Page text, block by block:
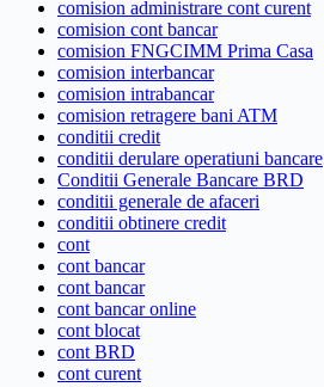
comision administrare cont curent
comision cont bancar
comision FNGCIMM Prima Casa
comision interbancar
comision intrabancar
comision retragere bani ATM
conditii credit
conditii derulare operatiuni bancare
Conditii Generale Bancare BRD
conditii generale de afaceri
conditii obtinere credit
cont
cont bancar
cont bancar
cont bancar online
cont blocat
cont BRD
cont curent